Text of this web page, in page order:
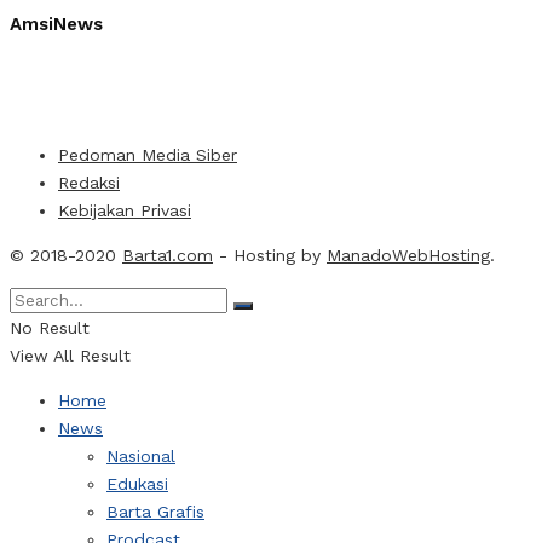
AmsiNews
Pedoman Media Siber
Redaksi
Kebijakan Privasi
© 2018-2020 Barta1.com - Hosting by ManadoWebHosting.
No Result
View All Result
Home
News
Nasional
Edukasi
Barta Grafis